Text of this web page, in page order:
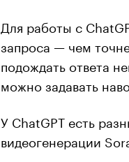
Для работы с
запроса — чем
подождать ответа
можно задавать
У ChatGPT есть
видеогенерации